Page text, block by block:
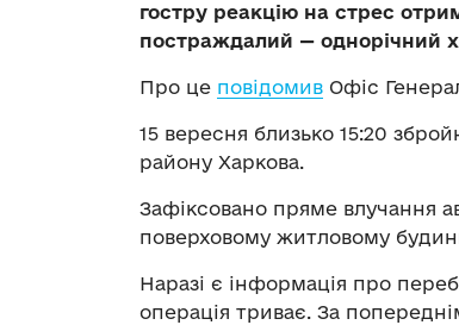
гостру реакцію на стрес
постраждалий — однорічний
Про це повідомив Офіс
15 вересня близько 15:20
району Харкова.
Зафіксовано пряме влучання
поверховому житловому
Наразі є інформація про
операція триває. За